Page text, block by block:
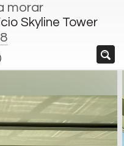
morar
Skyline Tower